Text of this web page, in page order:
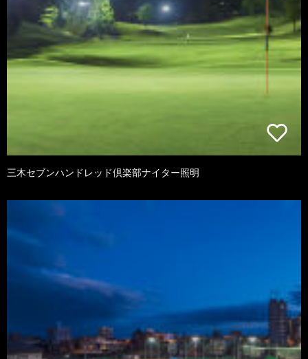
三木セブンハンドレッド倶楽部ナイター照明